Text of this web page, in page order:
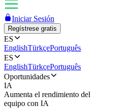
Iniciar Sesión
Regístrese gratis
ES
EnglishTürkçePortuguês
ES
EnglishTürkçePortuguês
Oportunidades
IA
Aumenta el rendimiento del
equipo con IA